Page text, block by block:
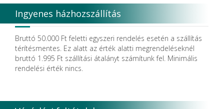
Degradable Solutions AG
DELTA RT.
Dendia GmbH
DenMat Holdings, LLC
Dental Film srl.
Dental Pacific
Dentis
Dentsply Sirona
Ingyenes házhozszállítás
Bruttó 50.000 Ft feletti egyszeri rendelés esetén a szállítás
térítésmentes. Ez alatt az érték alatti megrendeléseknél
bruttó 1.995 Ft szállítási átalányt számítunk fel. Minimális
rendelési érték nincs.